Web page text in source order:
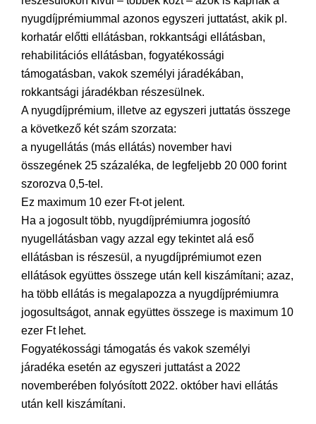
nyugdíjprémiummal azonos egyszeri juttatást, akik pl.
korhatár előtti ellátásban, rokkantsági ellátásban,
rehabilitációs ellátásban, fogyatékossági
támogatásban, vakok személyi járadékában,
rokkantsági járadékban részesülnek.
A nyugdíjprémium, illetve az egyszeri juttatás összege
a következő két szám szorzata:
a nyugellátás (más ellátás) november havi
összegének 25 százaléka, de legfeljebb 20 000 forint
szorozva 0,5-tel.
Ez maximum 10 ezer Ft-ot jelent.
Ha a jogosult több, nyugdíjprémiumra jogosító
nyugellátásban vagy azzal egy tekintet alá eső
ellátásban is részesül, a nyugdíjprémiumot ezen
ellátások együttes összege után kell kiszámítani; azaz,
ha több ellátás is megalapozza a nyugdíjprémiumra
jogosultságot, annak együttes összege is maximum 10
ezer Ft lehet.
Fogyatékossági támogatás és vakok személyi
járadéka esetén az egyszeri juttatást a 2022
novemberében folyósított 2022. október havi ellátás
után kell kiszámítani.